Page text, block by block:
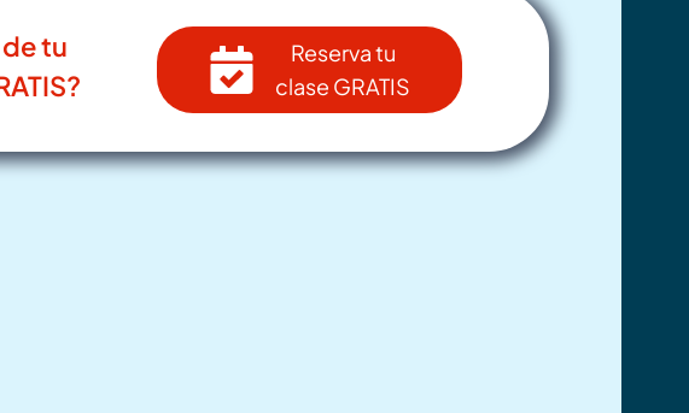
tu
Reserva tu
clase GRATIS